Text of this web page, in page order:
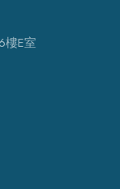
樓E室